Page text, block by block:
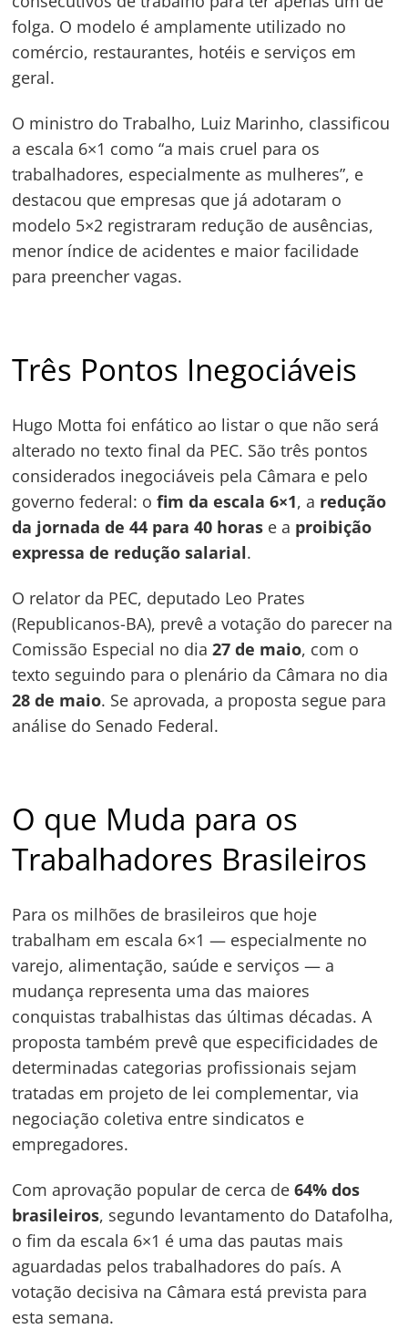
folga. O modelo é amplamente utilizado no
comércio, restaurantes, hotéis e serviços em
geral.
O ministro do Trabalho, Luiz Marinho, classificou
a escala 6×1 como “a mais cruel para os
trabalhadores, especialmente as mulheres”, e
destacou que empresas que já adotaram o
modelo 5×2 registraram redução de ausências,
menor índice de acidentes e maior facilidade
para preencher vagas.
Três Pontos Inegociáveis
Hugo Motta foi enfático ao listar o que não será
alterado no texto final da PEC. São três pontos
considerados inegociáveis pela Câmara e pelo
governo federal: ofim da escala 6×1, a redução
da jornada de 44 para 40 horas e a proibição
expressa de redução salarial.
O relator da PEC, deputado Leo Prates
(Republicanos-BA), prevê a votação do parecer na
Comissão Especial no dia27 de maio, com o
texto seguindo para o plenário da Câmara no dia
28 de maio. Se aprovada, a proposta segue para
análise do Senado Federal.
O que Muda para os
Trabalhadores Brasileiros
Para os milhões de brasileiros que hoje
trabalham em escala 6×1 — especialmente no
varejo, alimentação, saúde e serviços — a
mudança representa uma das maiores
conquistas trabalhistas das últimas décadas. A
proposta também prevê que especificidades de
determinadas categorias profissionais sejam
tratadas em projeto de lei complementar, via
negociação coletiva entre sindicatos e
empregadores.
Com aprovação popular de cerca de64% dos
brasileiros, segundo levantamento do Datafolha,
o fim da escala 6×1 é uma das pautas mais
aguardadas pelos trabalhadores do país. A
votação decisiva na Câmara está prevista para
esta semana.
Navegação
de
Post